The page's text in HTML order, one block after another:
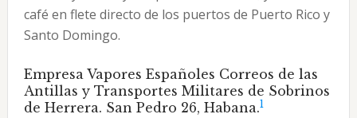
café en flete directo de los puertos de Puerto Rico y
Santo Domingo.
Empresa Vapores Españoles Correos de las
Antillas y Transportes Militares de Sobrinos
de Herrera. San Pedro 26, Habana.1